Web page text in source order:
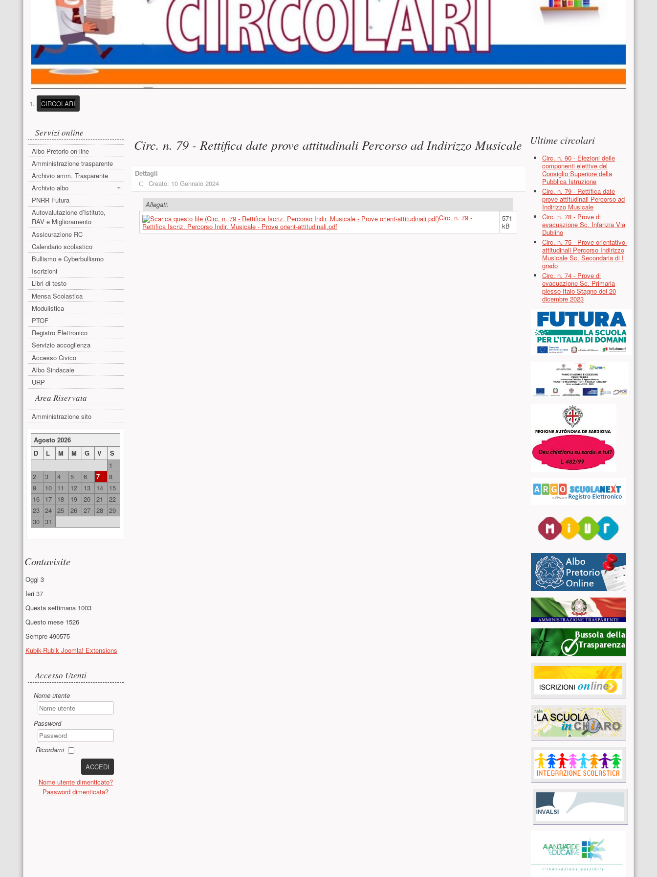
CIRCOLARI(PULSANTE PRESENTAZIONE)
Menu laterale
Servizi online
Albo Pretorio on-line
Amministrazione trasparente
Archivio amm. Trasparente
Archivio albo
PNRR Futura
Autovalutazione d’Istituto,
RAV e Miglioramento
Assicurazione RC
Calendario scolastico
Bullismo e Cyberbullismo
Iscrizioni
Libri di testo
Mensa Scolastica
Modulistica
PTOF
Registro Elettronico
Servizio accoglienza
Accesso Civico
Albo Sindacale
URP
Area Riservata
Amministrazione sito
Risorse aggiuntive (colonna di sinistra)
Agosto 2026
D
L M M G V
S
1
2
3 4 5 6 7
8
9
10 11 12 13 14
15
16
17 18 19 20 21
22
23 24 25 26 27 28
29
30 31
Contavisite
Oggi 3
Ieri 37
Questa settimana 1003
Questo mese 1526
Sempre 490575
Kubik-Rubik Joomla! Extensions
Accesso utente
Accesso Utenti
Nome utente
Password
Ricordami
ACCEDI
Nome utente dimenticato?
Password dimenticata?
Circ. n. 79 - Rettifica date prove attitudinali Percorso ad Indirizzo Musicale
Dettagli
Creato: 10 Gennaio 2024
Allegati:
Circ. n. 79 -
Rettifica Iscriz. Percorso Indir. Musicale - Prove orient-attitudinali.pdf
571
kB
Ultime circolari
Circ. n. 90 - Elezioni delle
componenti elettive del
Consiglio Superiore della
Pubblica Istruzione
Circ. n. 79 - Rettifica date
prove attitudinali Percorso ad
Indirizzo Musicale
Circ. n. 78 - Prove di
evacuazione Sc. Infanzia Via
Dublino
Circ. n. 75 - Prove orientativo-
attitudinali Percorso Indirizzo
Musicale Sc. Secondaria di I
grado
Circ. n. 74 - Prove di
evacuazione Sc. Primaria
plesso Italo Stagno del 20
dicembre 2023